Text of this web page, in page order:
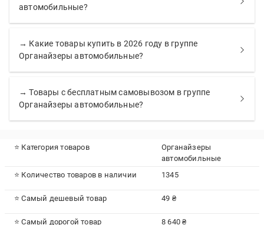
автомобильные?
→ Какие товары купить в 2026 году в группе
Органайзеры автомобильные?
→ Товары с бесплатным самовывозом в группе
Органайзеры автомобильные?
⭐ Категория товаров
Органайзеры
автомобильные
⭐ Количество товаров в наличии
1345
⭐ Самый дешевый товар 49 ₴
⭐ Самый дорогой товар 8 640 ₴